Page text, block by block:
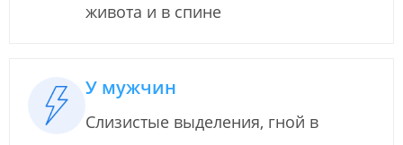
живота и в спине
У мужчин
Слизистые выделения, гной в